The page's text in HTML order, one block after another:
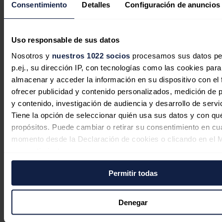
Consentimiento Detalles Configuración de anuncios
Uso responsable de sus datos
Nosotros y nuestros 1022 socios procesamos sus datos
p.ej., su dirección IP, con tecnologías como las cookies para
almacenar y acceder la información en su dispositivo con el
ofrecer publicidad y contenido personalizados, medición de
y contenido, investigación de audiencia y desarrollo de
Tiene la opción de seleccionar quién usa sus datos y con
propósitos. Puede cambiar o retirar su consentimiento en
momento desde la Declaración de cookies o clicando en el
Si lo permite, también quisiéramos:
Recopilar información sobre su ubicación geográfica
puede tener una precisión de varios metros
Identificar su dispositivo analizándolo activamente
Permitir todas
Denegar
señalado que habrá una mesa específica para abordar la cuestión de
Noticias relacionadas
China busca el pico de emisiones
industriales antes de 2030 con nuevo
plan quinquenal verde
Jaime Santisteban07/08/2026
La inversión energética en España
cambia de rumbo: las baterías y las
redes sustituyen al boom renovable